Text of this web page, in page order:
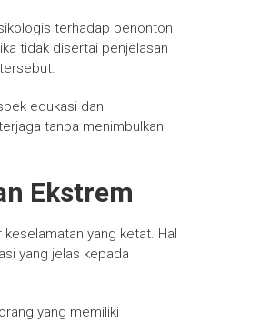
terhadap penonton
tidak disertai penjelasan
edukasi dan
tanpa menimbulkan
Ekstrem
yang ketat. Hal
yang jelas kepada
yang memiliki